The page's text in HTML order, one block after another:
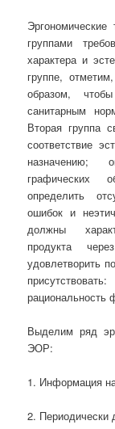
группами
характера и
группе,
образом,
санитарным
Вторая группа
соответствие
назначению;
графических
определить
ошибок и
должны
продукта
удовлетворить
рациональность
Выделим ряд
ЭОР:
1. Информация
2. Периодически